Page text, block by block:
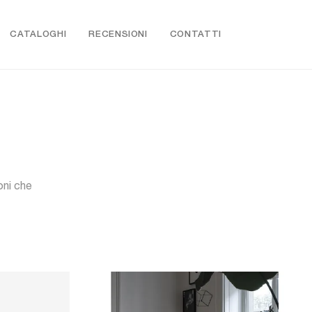
CATALOGHI RECENSIONI CONTATTI
che